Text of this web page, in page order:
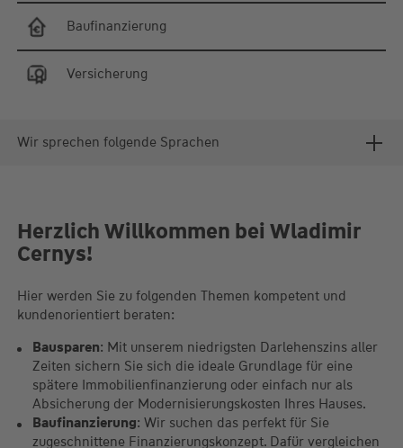
Baufinanzierung
Versicherung
Wir sprechen folgende Sprachen
Herzlich Willkommen bei Wladimir
Cernys!
Hier werden Sie zu folgenden Themen kompetent und
kundenorientiert beraten:
Bausparen: Mit unserem niedrigsten Darlehenszins aller
Zeiten sichern Sie sich die ideale Grundlage für eine
spätere Immobilienfinanzierung oder einfach nur als
Absicherung der Modernisierungskosten Ihres Hauses.
Baufinanzierung: Wir suchen das perfekt für Sie
zugeschnittene Finanzierungskonzept. Dafür vergleichen